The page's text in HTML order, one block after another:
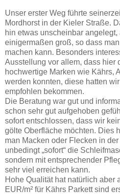
Unser erster Weg führte
Mordhorst in der Kieler Straße.
hin etwas unscheinbar
einigermaßen groß, so dass
machen kann. Besonders
Ausstellung vor allem, dass hier
hochwertige Marken wie Kährs,
werden konnten, diese hatten
empfohlen bekommen.
Die Beratung war gut und
schon sehr gut aufgehoben
sofort entschlossen, dass wir
gölte Oberfläche möchten. Dies
man Macken oder Flecken in
unbedingt „sofort“ die
sondern mit entsprechender
sehr viel erreichen kann.
Hohe Qualität hat natürlich aber
EUR/m² für Kährs Parkett sind